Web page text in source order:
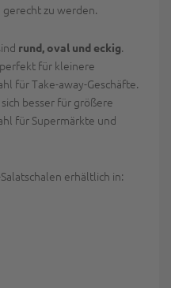
zu werden.
rund, oval und eckig.
für kleinere
für Take-away-Geschäfte.
besser für größere
für Supermärkte und
erhältlich in: